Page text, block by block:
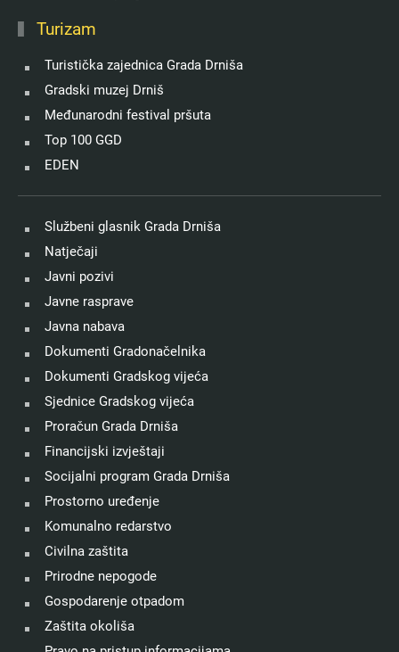
Turizam
Turistička zajednica Grada Drniša
Gradski muzej Drniš
Međunarodni festival pršuta
Top 100 GGD
EDEN
Službeni glasnik Grada Drniša
Natječaji
Javni pozivi
Javne rasprave
Javna nabava
Dokumenti Gradonačelnika
Dokumenti Gradskog vijeća
Sjednice Gradskog vijeća
Proračun Grada Drniša
Financijski izvještaji
Socijalni program Grada Drniša
Prostorno uređenje
Komunalno redarstvo
Civilna zaštita
Prirodne nepogode
Gospodarenje otpadom
Zaštita okoliša